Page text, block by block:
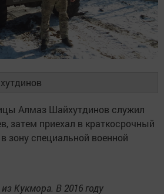
Алмаз Шайхутдинов служил
затем приехал в краткосрочный
зону специальной военной
Кукмора. В 2016 году